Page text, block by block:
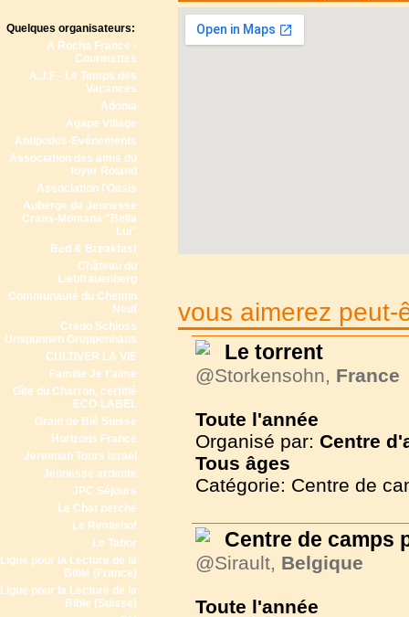
Quelques organisateurs:
A Rocha France -
Courmettes
A.J.F - Le Temps des
Vacances
Adonia
Agape Village
Antipodes-Evénements
Association des amis du
foyer Roland
Association l'Oasis
Auberge de Jeunesse
Crans-Montana "Bella
Lui"
Bed & Breakfast
Château du
Liebfrauenberg
Communauté du Chemin
Neuf
Credo Schloss
Unspunnen Gruppenhaus
CULTIVER LA VIE
Famille Je t'aime
Gîte du Charron, certifié
ECO-LABEL
Grain de Blé Suisse
Horizons France
Jeremiah Tours Israël
Jeunesse ardente
JPC Séjours
Le Chat perché
Le Rimlishof
Le Tabor
Ligue pour la Lecture de la
Bible (France)
Ligue pour la Lecture de la
Bible (Suisse)
vous aimerez peut-
Le torrent
@Storkensohn, France
Toute l'année
Organisé par: Centre
Tous âges
Catégorie: Centre de
Centre de camps
@Sirault, Belgique
Toute l'année